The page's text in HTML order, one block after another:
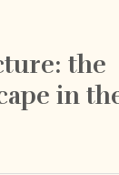
the
in